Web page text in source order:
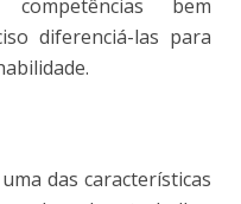
bem
diferenciá-las para
das características